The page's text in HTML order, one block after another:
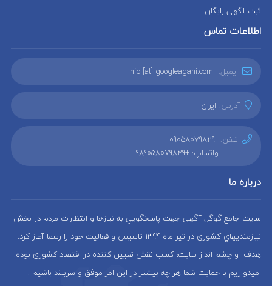
ثبت آگهی رایگان
اطلاعات تماس
ایمیل: info [at] googleagahi.com
آدرس: ایران
تلفن: 09058079829
واتساپ: +989058079829
درباره ما
سایت جامع گوگل آگهی جهت پاسخگويي به نيازها و انتظارات مردم در بخش
نيازمنديهاي کشوری در تير ماه 1394 تاسيس و فعاليت خود را رسما آغاز كرد.
هدف و چشم انداز سایت، كسب نقش تعيين كننده در اقتصاد کشوری بوده.
امیدواریم با حمایت شما هر چه بیشتر در این امر موفق و سربلند باشیم .